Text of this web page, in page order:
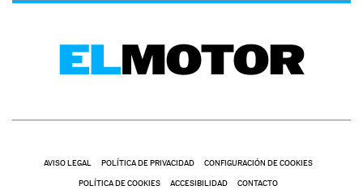
AVISO LEGAL POLÍTICA DE PRIVACIDAD CONFIGURACIÓN DE COOKIES
POLÍTICA DE COOKIES ACCESIBILIDAD CONTACTO